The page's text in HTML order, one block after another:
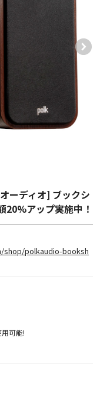
ーディオ] ブックシ
20%アップ実施中！
polkaudio-booksh
可能!